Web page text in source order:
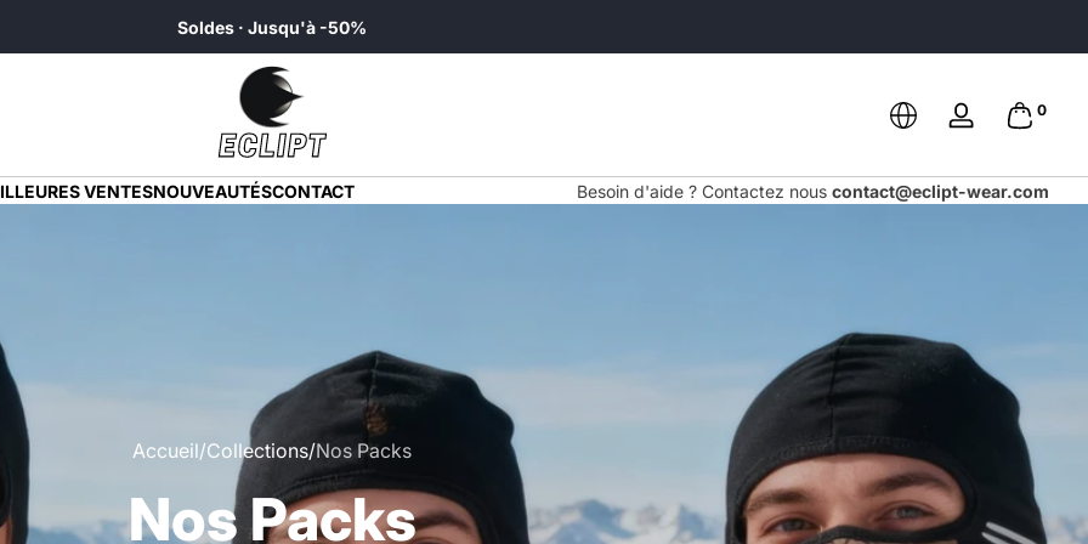
Soldes · Jusqu'à -50%
Se
0
VENTESNOUVEAUTÉSCONTACT Besoin d'aide ? Contactez nous contact@eclipt-wear.com
Accueil Collections Nos Packs
Nos Packs